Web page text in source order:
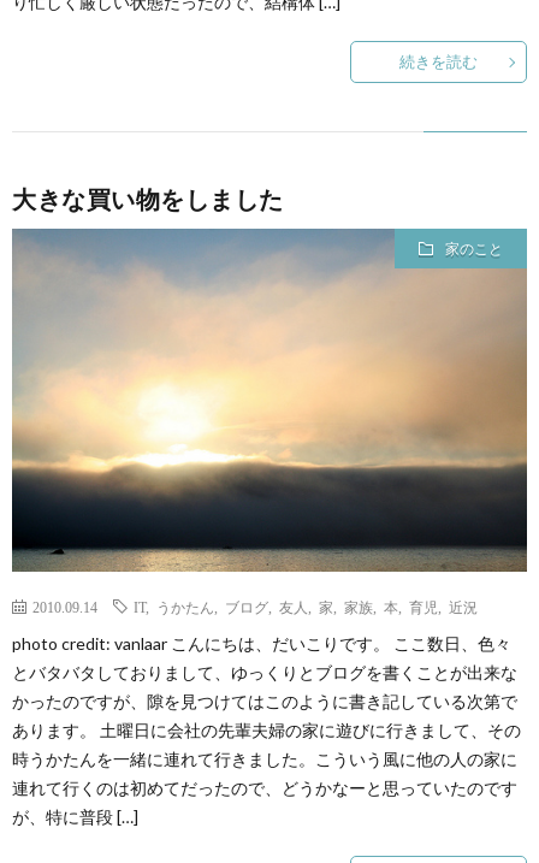
続きを読む
大きな買い物をしました
家のこと
2010.09.14 IT, うかたん ブログ 友人 家 家族 本 育児 近況
photo credit: vanlaar こんにちは、だいこりです。 ここ数日、色々
とバタバタしておりまして、ゆっくりとブログを書くことが出来な
かったのですが、隙を見つけてはこのように書き記している次第で
あります。 土曜日に会社の先輩夫婦の家に遊びに行きまして、その
時うかたんを一緒に連れて行きました。こういう風に他の人の家に
連れて行くのは初めてだったので、どうかなーと思っていたのです
が、特に普段 […]